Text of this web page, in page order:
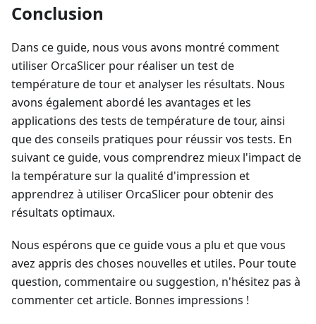
Conclusion
Dans ce guide, nous vous avons montré comment
utiliser OrcaSlicer pour réaliser un test de
température de tour et analyser les résultats. Nous
avons également abordé les avantages et les
applications des tests de température de tour, ainsi
que des conseils pratiques pour réussir vos tests. En
suivant ce guide, vous comprendrez mieux l'impact de
la température sur la qualité d'impression et
apprendrez à utiliser OrcaSlicer pour obtenir des
résultats optimaux.
Nous espérons que ce guide vous a plu et que vous
avez appris des choses nouvelles et utiles. Pour toute
question, commentaire ou suggestion, n'hésitez pas à
commenter cet article. Bonnes impressions !